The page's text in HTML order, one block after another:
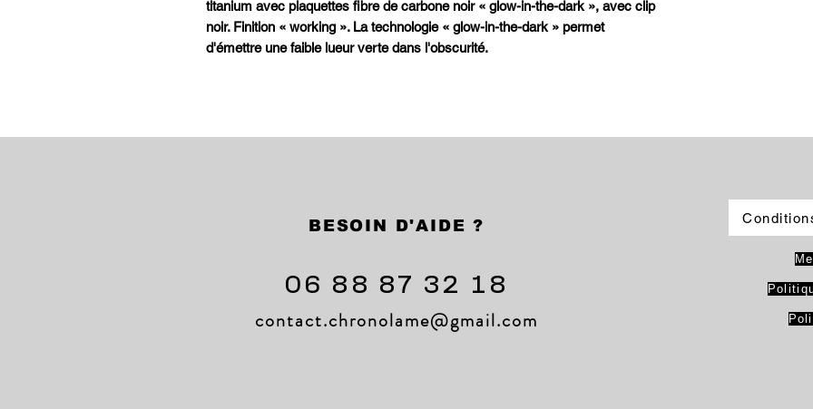
titanium avec plaquettes fibre de carbone noir « glow-in-the-dark », avec clip
noir. Finition « working ». La technologie « glow-in-the-dark » permet
d'émettre une faible lueur verte dans l'obscurité.
BESOIN D'AIDE ?
06 88 87 32 18
contact.chronolame@gmail.com